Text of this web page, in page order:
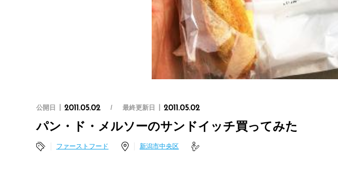
公開日 2011.05.02 最終更新日 2011.05.02
パン・ド・メルソーのサンドイッチ買ってみた
ファーストフード 新潟市中央区